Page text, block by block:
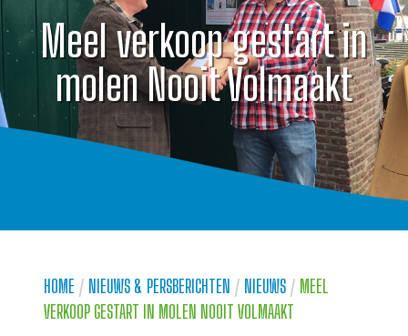
Meel verkoop gestart in
molen Nooit Volmaakt
HOME / NIEUWS & PERSBERICHTEN / NIEUWS / MEEL
VERKOOP GESTART IN MOLEN NOOIT VOLMAAKT